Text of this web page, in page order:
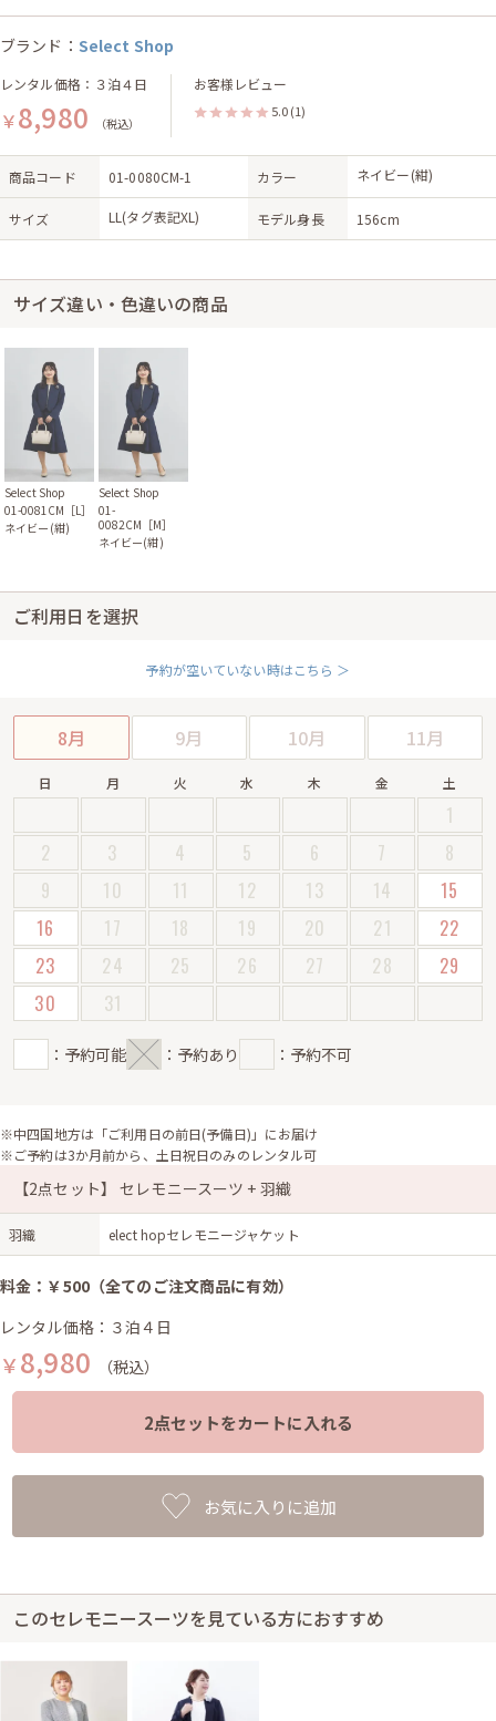
ブランド： Select Shop
レンタル価格：３泊４日
￥8,980 （税込）
お客様レビュー
5.0 (1)
商品コード 01-0080CM-1 カラー ネイビー(紺)
サイズ LL(タグ表記XL) モデル身長 156cm
サイズ違い・色違いの商品
Select Shop
01-0081CM［L］
ネイビー(紺)
Select Shop
01-
0082CM［M］
ネイビー(紺)
ご利用日を選択
予約が空いていない時はこちら ＞
8月 9月 10月 11月
日 月 火 水 木 金 土
1
2
3 4 5 6 7
8
9
10 11 12 13 14
15
16
17 18 19 20 21
22
23
24 25 26 27 28
29
30
31
：予約可能 ：予約あり ：予約不可
※中四国地方は「ご利用日の前日(予備日)」にお届け
※ご予約は3か月前から、土日祝日のみのレンタル可
【2点セット】 セレモニースーツ + 羽織
羽織 elect hopセレモニージャケット
料金：￥500（全てのご注文商品に有効）
レンタル価格：３泊４日
￥8,980 （税込）
2点セットをカートに入れる
お気に入りに追加
このセレモニースーツを見ている方におすすめ